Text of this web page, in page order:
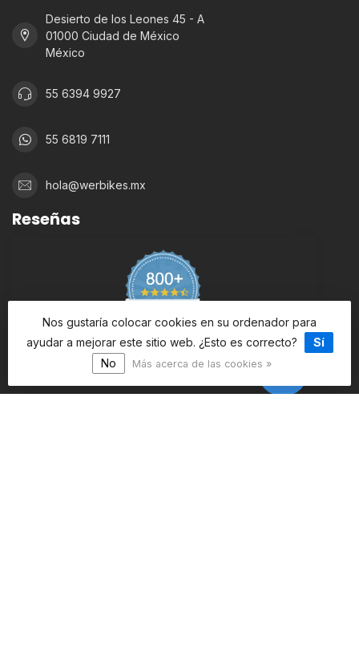
Desierto de los Leones 45 - A
01000 Ciudad de México
México
55 6394 9927
55 6819 7111
hola@werbikes.mx
Reseñas
4.5
Nos gustaría colocar cookies en su ordenador para
ayudar a mejorar este sitio web. ¿Esto es correcto?
Sí
No
Más acerca de las cookies »